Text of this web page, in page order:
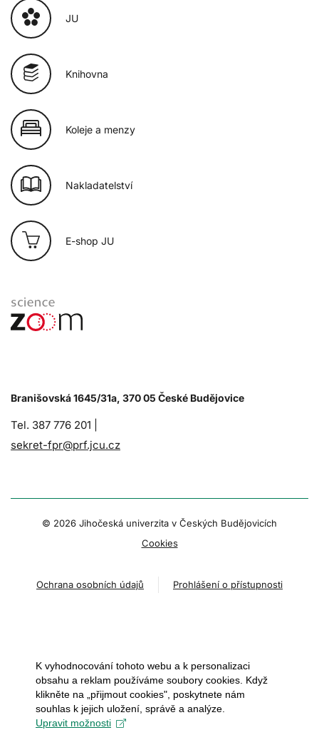
JU
Knihovna
Koleje a menzy
Nakladatelství
E-shop JU
Branišovská 1645/31a, 370 05 České Budějovice
Tel. 387 776 201 |
sekret-fpr@prf.jcu.cz
© 2026 Jihočeská univerzita v Českých Budějovicích
Cookies
Ochrana osobních údajů Prohlášení o přístupnosti
K vyhodnocování tohoto webu a k personalizaci
obsahu a reklam používáme soubory cookies. Když
klikněte na „přijmout cookies", poskytnete nám
souhlas k jejich uložení, správě a analýze.
Upravit možnosti